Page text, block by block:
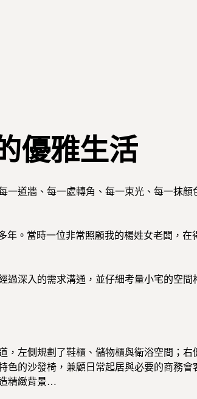
優雅生活
道牆、每一處轉角、每一束光、每一抹
。當時一位非常照顧我的楊姓女老闆，
過深入的需求溝通，並仔細考量小宅的空
左側規劃了鞋櫃、儲物櫃與衛浴空間；
的沙發椅，兼顧日常起居與必要的商務
精緻背景…